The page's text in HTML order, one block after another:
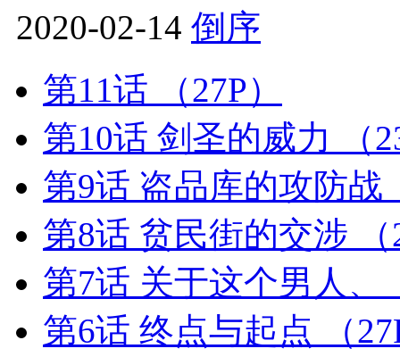
2020-02-14 倒序
第11话
（27P）
第10话 剑圣的威力
（
第9话 盗品库的攻防战
第8话 贫民街的交涉
第7话 关于这个男人
第6话 终点与起点
（